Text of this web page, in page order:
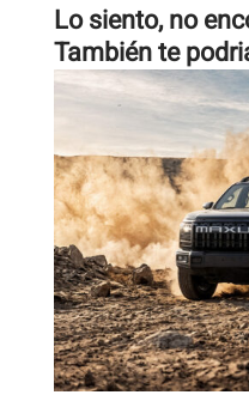
Lo siento, no
También te